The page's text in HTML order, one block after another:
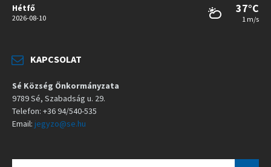
Hétfő
2026-08-10
37°C
1 m/s
KAPCSOLAT
Sé Község Önkormányzata
9789 Sé, Szabadság u. 29.
Telefon: +36 94/540-535
Email: jegyzo@se.hu